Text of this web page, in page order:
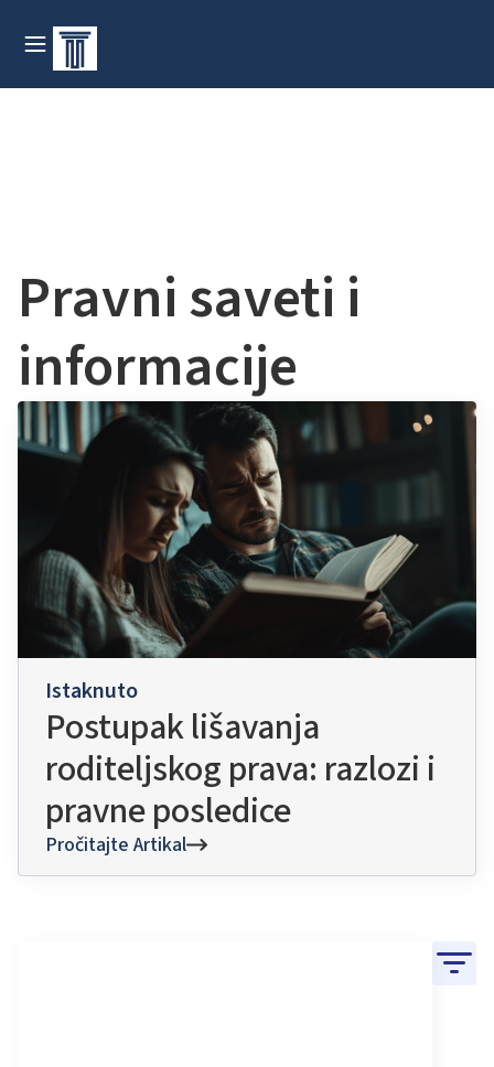
Pravni saveti i
informacije
Istaknuto
Postupak lišavanja
roditeljskog prava: razlozi i
pravne posledice
Pročitajte Artikal